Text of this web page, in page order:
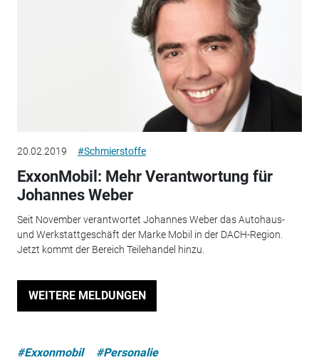
20.02.2019 #Schmierstoffe
ExxonMobil: Mehr Verantwortung für
Johannes Weber
Seit November verantwortet Johannes Weber das Autohaus-
und Werkstattgeschäft der Marke Mobil in der DACH-Region.
Jetzt kommt der Bereich Teilehandel hinzu.
WEITERE MELDUNGEN
#Exxonmobil #Personalie